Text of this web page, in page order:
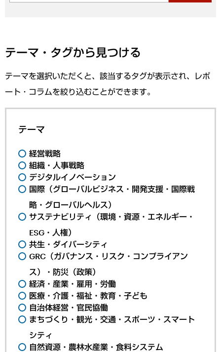
テーマ・タグから見つける
テーマを選択いただくと、該当するタグが表示され、レポ
ート・コラムを絞り込むことができます。
テーマ
経営戦略
組織・人事戦略
デジタルイノベーション
国際（グローバルビジネス・開発支援・国際戦
略・グローバルヘルス）
サステナビリティ（環境・資源・エネルギー・
ESG・人権）
共生・ダイバーシティ
GRC（ガバナンス・リスク・コンプライアン
ス）・防災（政策）
経済・産業・雇用・労働
医療・介護・福祉・教育・子ども
自治体経営・官民協働
まちづくり・観光・交通・スポーツ・スマート
シティ
自然資源・農林水産業・食料システム